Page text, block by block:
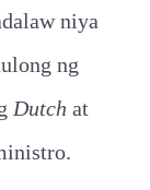
niya
ng
Dutch at